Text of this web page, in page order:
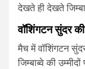
देखते ही देखते
वॉशिंगटन सुंदर
मैच में वॉशिंगटन
जिम्बाब्वे की